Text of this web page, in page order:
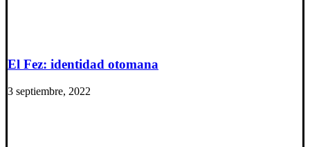
El Fez: identidad otomana
3 septiembre, 2022